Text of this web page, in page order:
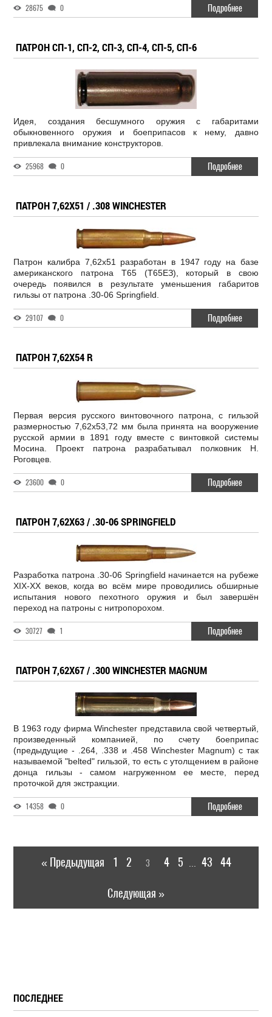
28675 0 Подробнее
ПАТРОН СП-1, СП-2, СП-3, СП-4, СП-5, СП-6
Идея, создания бесшумного оружия с габаритами
обыкновенного оружия и боеприпасов к нему, давно
привлекала внимание конструкторов.
25968 0 Подробнее
ПАТРОН 7,62X51 / .308 WINCHESTER
Патрон калибра 7,62x51 разработан в 1947 году на базе
американского патрона T65 (Т65ЕЗ), который в свою
очередь появился в результате уменьшения габаритов
гильзы от патрона .30-06 Springfield.
29107 0 Подробнее
ПАТРОН 7,62X54 R
Первая версия русского винтовочного патрона, с гильзой
размерностью 7,62х53,72 мм была принята на вооружение
русской армии в 1891 году вместе с винтовкой системы
Мосина. Проект патрона разрабатывал полковник Н.
Роговцев.
23600 0 Подробнее
ПАТРОН 7,62Х63 / .30-06 SPRINGFIELD
Разработка патрона .30-06 Springfield начинается на рубеже
XIX-XX веков, когда во всём мире проводились обширные
испытания нового пехотного оружия и был завершён
переход на патроны с нитропорохом.
30727 1 Подробнее
ПАТРОН 7,62Х67 / .300 WINCHESTER MAGNUM
В 1963 году фирма Winchester представила свой четвертый,
произведенный компанией, по счету боеприпас
(предыдущие - .264, .338 и .458 Winchester Magnum) с так
называемой "belted" гильзой, то есть с утолщением в районе
донца гильзы - самом нагруженном ее месте, перед
проточкой для экстракции.
14358 0 Подробнее
« Предыдущая 1 2 3 4 5 43 44
Следующая »
ПОСЛЕДНЕЕ